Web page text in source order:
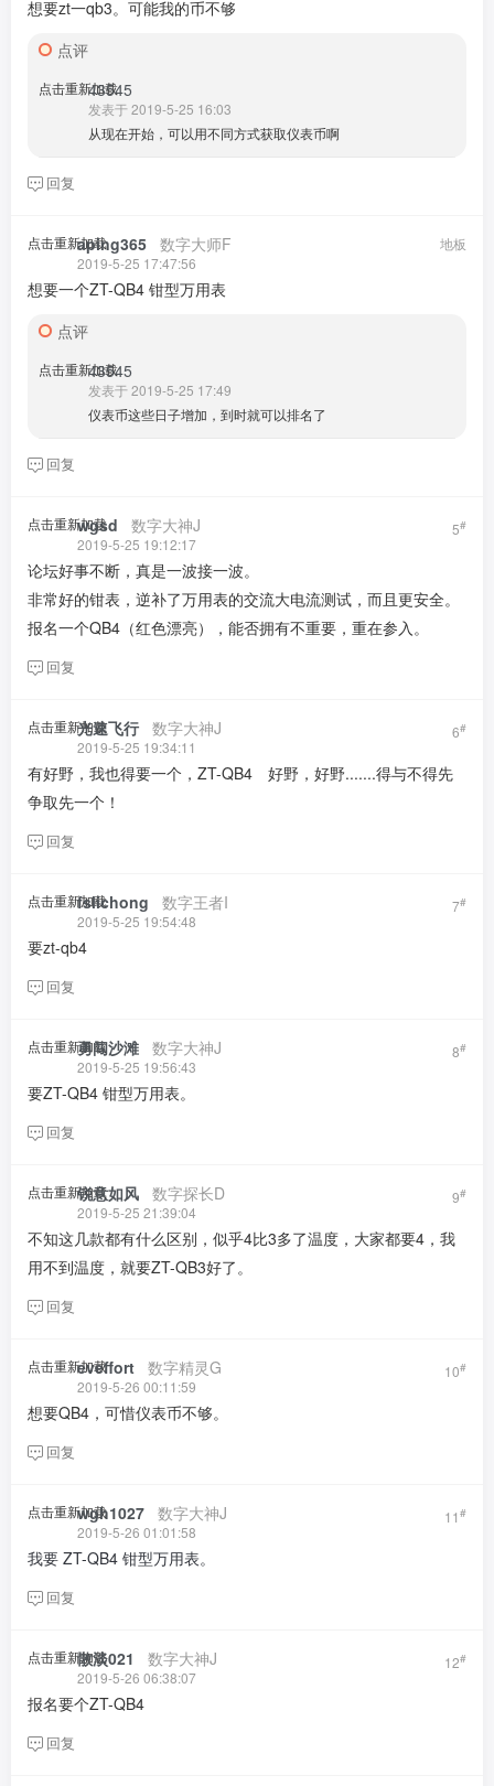
想要zt一qb3。可能我的币不够
点评
点击重新加载
43545
发表于 2019-5-25 16:03
从现在开始，可以用不同方式获取仪表币啊
回复
点击重新加载 地板
aping365 数字大师F
2019-5-25 17:47:56
想要一个ZT-QB4 钳型万用表
点评
点击重新加载
43545
发表于 2019-5-25 17:49
仪表币这些日子增加，到时就可以排名了
回复
点击重新加载 5#
wgsd 数字大神J
2019-5-25 19:12:17
论坛好事不断，真是一波接一波。
非常好的钳表，逆补了万用表的交流大电流测试，而且更安全。
报名一个QB4（红色漂亮），能否拥有不重要，重在参入。
回复
点击重新加载 6#
光速飞行 数字大神J
2019-5-25 19:34:11
有好野，我也得要一个，ZT-QB4 好野，好野.......得与不得先
争取先一个！
回复
点击重新加载 7#
fslichong 数字王者I
2019-5-25 19:54:48
要zt-qb4
回复
点击重新加载 8#
勇闯沙滩 数字大神J
2019-5-25 19:56:43
要ZT-QB4 钳型万用表。
回复
点击重新加载 9#
锐意如风 数字探长D
2019-5-25 21:39:04
不知这几款都有什么区别，似乎4比3多了温度，大家都要4，我
用不到温度，就要ZT-QB3好了。
回复
点击重新加载 10#
eveffort 数字精灵G
2019-5-26 00:11:59
想要QB4，可惜仪表币不够。
回复
点击重新加载 11 #
wgh1027 数字大神J
2019-5-26 01:01:58
我要 ZT-QB4 钳型万用表。
回复
点击重新加载 12#
散淡021 数字大神J
2019-5-26 06:38:07
报名要个ZT-QB4
回复